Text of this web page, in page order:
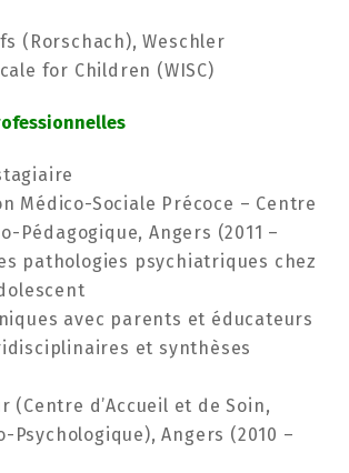
(Rorschach), Weschler
for Children (WISC)
Médico-Sociale Précoce – Centre
Pédagogique, Angers (2011 –
pathologies psychiatriques chez
avec parents et éducateurs
et synthèses
(Centre d’Accueil et de Soin,
Psychologique), Angers (2010 –